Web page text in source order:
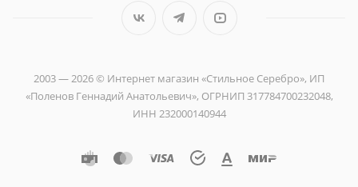
2003 — 2026 © Интернет магазин «Стильное Серебро», ИП
«Поленов Геннадий Анатольевич», ОГРНИП 317784700232048,
ИНН 232000140944